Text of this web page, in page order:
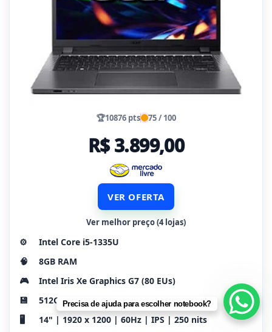
🏆10876 pts 75 / 100
R$ 3.899,00
VER OFERTA
Ver melhor preço (4 lojas)
⚙️
Intel Core i5-1335U
🧠
8GB RAM
🎮
Intel Iris Xe Graphics G7 (80 EUs)
💾
512GB SSD
🖥️
14" | 1920 x 1200 | 60Hz | IPS | 250 nits
Precisa de ajuda para escolher notebook?